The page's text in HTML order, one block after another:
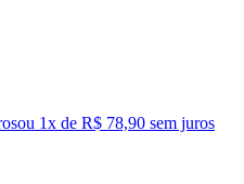
ou 1x de R$ 78,90 sem juros